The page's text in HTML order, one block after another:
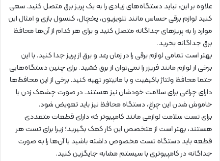
علاوه بر این، نباید دستگاه‌های زیادی را به یک پریز برق متصل کنید. سعی
کنید لوازم برقی حساس مانند تلویزیون، یخچال، کنسول بازی و امثال این
موارد را به پریزهای جداگانه متصل کنید و برای هر کدام از آن‌ها محافظ
برق جداگانه بخرید.
بهتر است تمامی لوازم برقی را در زمان رعد و برق از پریز جدا کنید. با این
برخی از لوازم مانند فریزر را نمی‌توان از برق کشید. برای چنین دستگاه‌هایی
حتما محافظ ولتاژ باکیفیت و با مانیتور تهیه کنید. برخی از این محافظ‌ها
دارای چراغی برای سلامت خودشان نیز هستند. در صورت چشمک زدن یا
خاموش شدن این چراغ، دستگاه محافظ نیز باید تعویض شود.
برای تست سلامت لوازمی مانند کامپیوتر که دارای قطعات متعددی
هستند، بهتر است از متخصص این کار کمک بگیرید؛ زیرا برای تست هر
قطعه باید دستگاه تست مخصوص داشته باشید یا آن‌ها را به صورت
جداگانه در کامپیوتری با سیستم مشابه جایگزین کنید.